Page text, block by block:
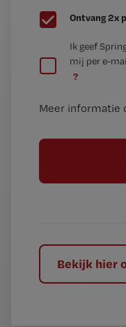
G
e
t
Ontvang 2x
e
t
t
l
Ik geef
mij per e-
?
Meer informatie
Bekijk hier